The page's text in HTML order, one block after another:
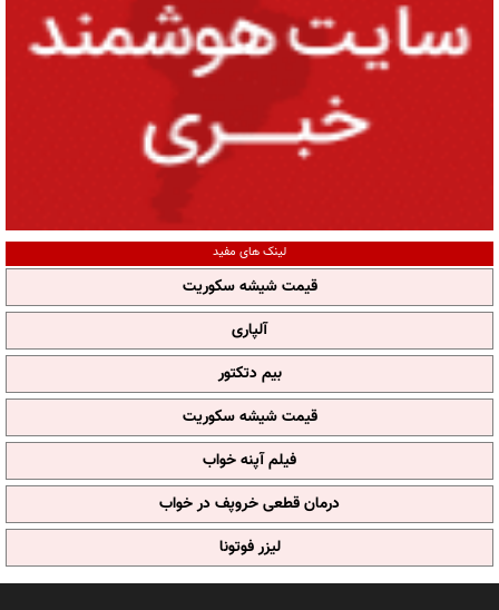
لینک های مفید
قیمت شیشه سکوریت
آلپاری
بیم دتکتور
قیمت شیشه سکوریت
فیلم آپنه خواب
درمان قطعی خروپف در خواب
لیزر فوتونا